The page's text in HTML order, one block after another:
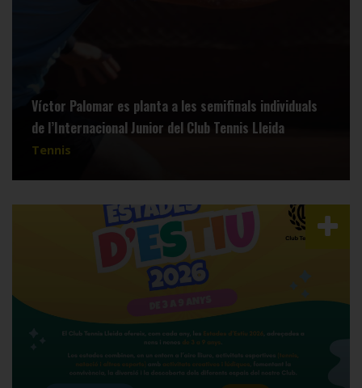
Víctor Palomar es planta a les semifinals individuals
de l’Internacional Junior del Club Tennis Lleida
Tennis